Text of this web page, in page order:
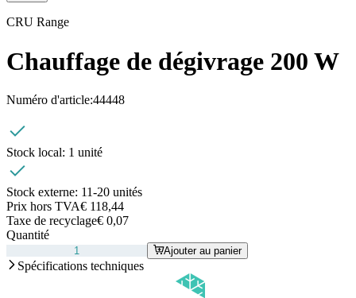
CRU Range
Chauffage de dégivrage 200 W
Numéro d'article:44448
Stock local: 1 unité
Stock externe: 11-20 unités
Prix hors TVA€ 118,44
Taxe de recyclage€ 0,07
Quantité
Ajouter au panier
Spécifications techniques